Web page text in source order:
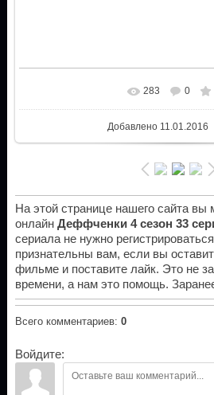
283 0
Добавлено 11.01.2016
На этой странице нашего сайта вы
онлайн Деффченки 4 сезон 33
сериала не нужно
признательны вам, если вы
фильме и поставите лайк. Это не
времени, а нам это помощь.
Всего комментариев: 0
Войдите: